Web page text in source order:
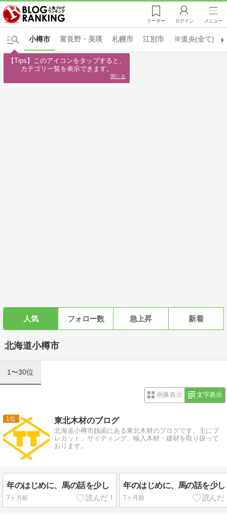
リーダー ログイン メニュー
※道央(全て)
富良野・美瑛
小樽市 札幌市 江別市
人気 フォロー数 急上昇 新着
北海道小樽市
1〜30位
画像表示 文字表示
1 東北木材のブログ
北海道小樽市銭函にある東北木材のブログです。主にプ
レカット、サイディング、輸入木材・建材を取り扱って
おります。
年のはじめに、馬の話を少し
7ヶ月前
年のはじめに、馬の話を少し
7ヶ月前
【Tips】このアイコンをタップすると、
カテゴリ一覧を表示できます。
閉じる